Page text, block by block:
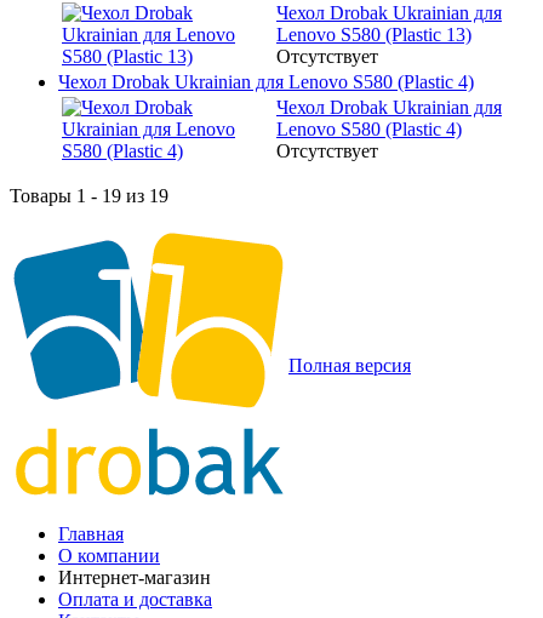
Чехол Drobak Ukrainian для
Lenovo S580 (Plastic 13)
Отсутствует
Чехол Drobak Ukrainian для Lenovo S580 (Plastic 4)
Чехол Drobak Ukrainian для
Lenovo S580 (Plastic 4)
Отсутствует
Товары 1 - 19 из 19
Полная версия
Главная
О компании
Интернет-магазин
Оплата и доставка